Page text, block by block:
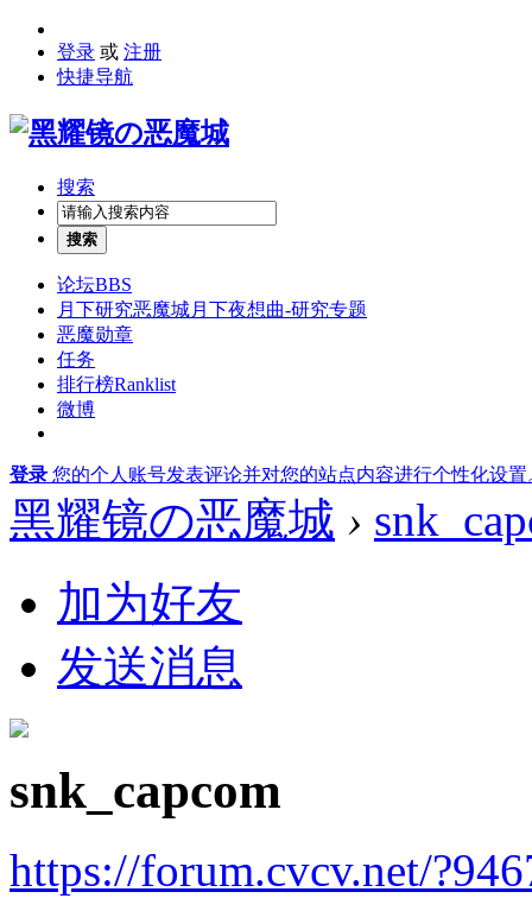
登录 或 注册
快捷导航
搜索
搜索
论坛BBS
月下研究恶魔城月下夜想曲-研究专题
恶魔勋章
任务
排行榜Ranklist
微博
登录 您的个人账号发表评论并对您的站点内容进行个性化设置
黑耀镜の恶魔城 ›
加为好友
发送消息
snk_capcom
https://forum.cvcv.net/